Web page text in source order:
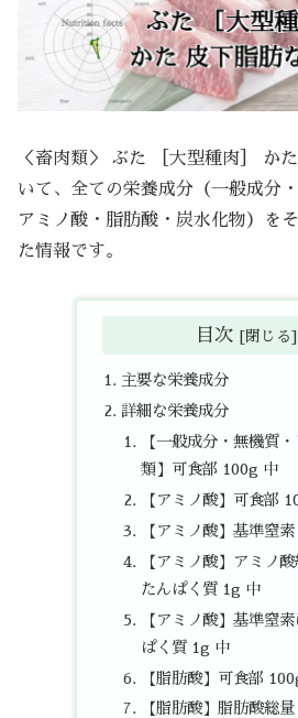
＜畜肉類＞ ぶた ［大型種肉］ か
いて、全ての栄養成分（一般成分
アミノ酸・脂肪酸・炭水化物）を
た情報です。
目次
主要な栄養成分
詳細な栄養成分
【一般成分・無機質
類】可食部 100g 中
【アミノ酸】可食部
【アミノ酸】基準窒
【アミノ酸】アミノ
たんぱく質 1g 中
【アミノ酸】基準窒
ぱく質 1g 中
【脂肪酸】可食部
【脂肪酸】脂肪酸総